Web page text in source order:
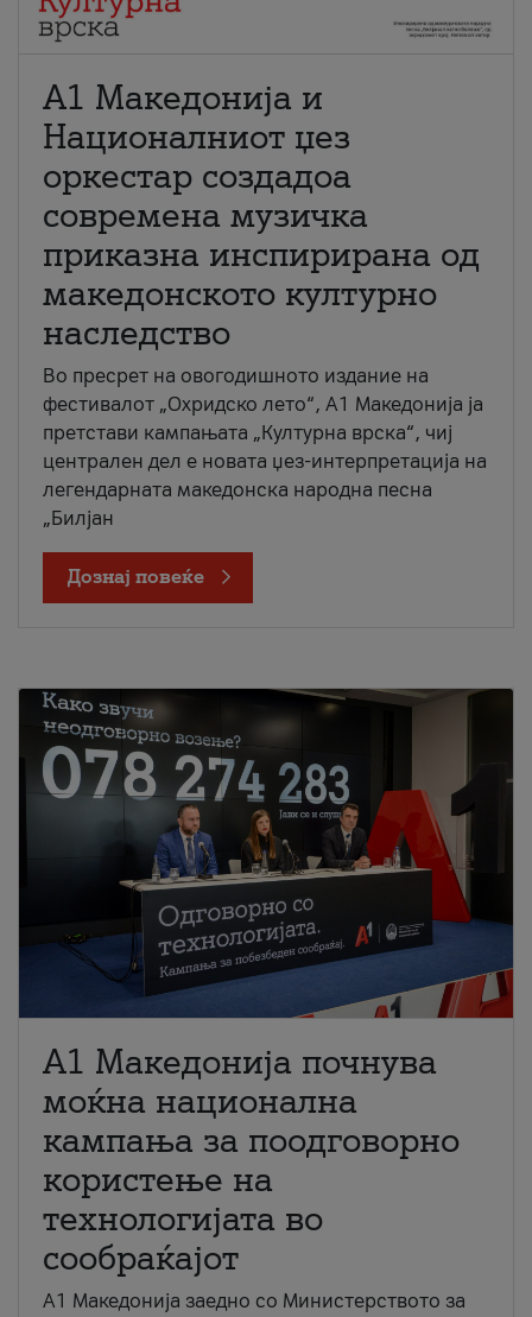
А1 Македонија и
Националниот џез
оркестар создадоа
современа музичка
приказна инспирирана од
македонското културно
наследство
Во пресрет на овогодишното издание на
фестивалот „Охридско лето“, А1 Македонија ја
претстави кампањата „Културна врска“, чиј
централен дел е новата џез-интерпретација на
легендарната македонска народна песна
„Билјан
Дознај повеќе
A1 Македонија почнува
моќна национална
кампања за поодговорно
користење на
технологијата во
сообраќајот
A1 Македонија заедно со Министерството за